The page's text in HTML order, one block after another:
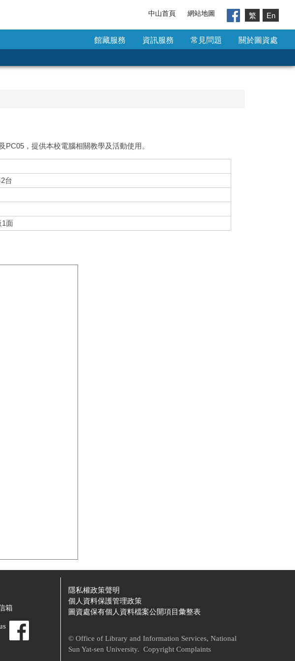
中山首頁 網站地圖 繁 En
館藏服務 資訊服務 常見問題 關於圖資處
，提供本校電腦相關教學及活動使用。
台
1面
箱
隱私權政策聲明
個人資料保護管理政策
圖資處保有個人資料檔案公開項目彙整表
© Office of Library and Information Services, National
Sun Yat-sen University. Copyright Complaints